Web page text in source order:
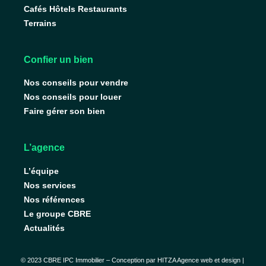
Cafés Hôtels Restaurants
Terrains
Confier un bien
Nos conseils pour vendre
Nos conseils pour louer
Faire gérer son bien
L’agence
L’équipe
Nos services
Nos références
Le groupe CBRE
Actualités
© 2023 CBRE IPC Immobilier – Conception par HITZA Agence web et design|